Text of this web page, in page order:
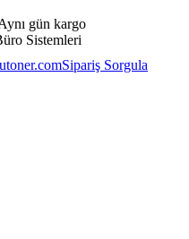
gün kargo
Sistemleri
Sipariş Sorgula